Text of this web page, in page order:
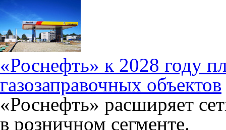
«Роснефть» к 2028 году
газозаправочных объектов
«Роснефть» расширяет
в розничном сегменте.